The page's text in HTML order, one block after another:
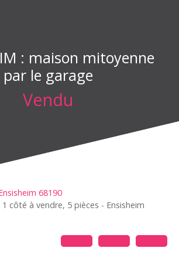
: maison mitoyenne
par le garage
Vendu
68190
côté à vendre, 5 pièces - Ensisheim